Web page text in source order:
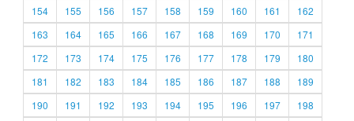
154
155 156 157 158 159 160 161
162
163
164 165 166 167 168 169 170
171
172
173 174 175 176 177 178 179
180
181
182 183 184 185 186 187 188
189
190
191 192 193 194 195 196 197
198